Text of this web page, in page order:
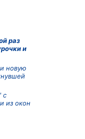
раз
и
новую
с
из окон